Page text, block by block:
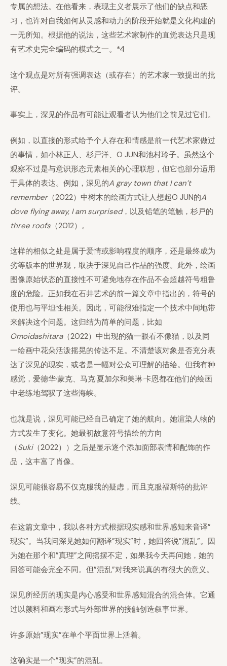
专属的想法。在他看来，表现主义者展示了他们的缺点和恶
习，也许对自我如何从灵感和动力的阶段开始就是文化构建的
一无所知。根据他的说法，这些艺术家制作的直觉表达只是现
有艺术史完全编码的模式之一。*4
这个观点是对所有强调表达（或存在）的艺术家一致提出的批
评。
事实上，深见的作品有可能让观看者认为他们之前见过它们。
例如，以直接的形式给予个人存在和情感是前一代艺术家做过
的事情，如小林正人、杉戸洋、O JUN和池村玲子。虽然这个
观察不过是与意识形态元素相关的心理联想，但它也部分适用
于具体的表达。例如，深见的A gray town that I can’t
remember（2022）中树木的绘画方式让人想起O JUN的A
dove flying away, I am surprised，以及铅笔的笔触，杉戸的
three roofs （2012）。
这样的相似之处是属于爱情或影响程度的顺序，还是最终成为
劣等版本的世界观，取决于深见自己作品的强度。此外，绘画
图像原始状态的直接性不可避免地存在作品不会超越符号粗鲁
度的危险。正如我在石井艺术的前一篇文章中指出的，符号的
使用也与平坦性相关。因此，可能很难指定一个技术中间地带
来解决这个问题。这归结为简单的问题，比如
Omoidashitara（2022）中出现的猫一眼看不像猫，以及同
一绘画中花朵活泼摇晃的传达不足。不清楚该对象是否充分表
达了深见的现实，或者是一幅对公众可理解的描绘。但我有种
感觉，爱德华·蒙克、马克·夏加尔和美琳·卡恩都在他们的绘画
中老练地驾驭了这些海峡。
也就是说，深见可能已经自己确定了她的航向。她渲染人物的
方式发生了变化。她最初故意符号描绘的方向
（Suki（2022））之后是显示逐个添加面部表情和配饰的作
品，这丰富了肖像。
深见可能很容易不仅克服我的疑虑，而且克服福斯特的批评
线。
在这篇文章中，我以各种方式根据现实感和世界感知来音译”
现实”。当我问深见她如何翻译”现实”时，她回答说”混乱”。因
为她在那个和”真理”之间摇摆不定，如果我今天再问她，她的
回答可能会完全不同。但”混乱”对我来说真的有很大的意义。
深见所经历的现实是内心感受和世界感知混合的混合体。它通
过以颜料和画布形式与外部世界的接触创造叙事世界。
许多原始”现实”在单个平面世界上活着。
这确实是一个”现实”的混乱。